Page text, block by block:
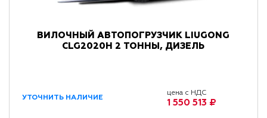
ВИЛОЧНЫЙ АВТОПОГРУЗЧИК LIUGONG
CLG2020H 2 ТОННЫ, ДИЗЕЛЬ
УТОЧНИТЬ НАЛИЧИЕ
цена с НДС
1 550 513 ₽